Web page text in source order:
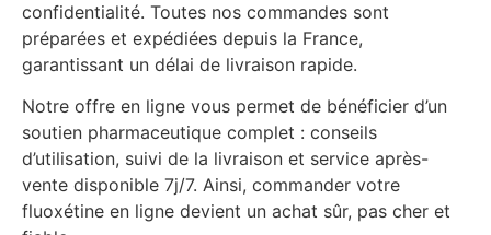
confidentialité. Toutes nos commandes sont
préparées et expédiées depuis la France,
garantissant un délai de livraison rapide.
Notre offre en ligne vous permet de bénéficier d’un
soutien pharmaceutique complet : conseils
d’utilisation, suivi de la livraison et service après-
vente disponible 7j/7. Ainsi, commander votre
fluoxétine en ligne devient un achat sûr, pas cher et